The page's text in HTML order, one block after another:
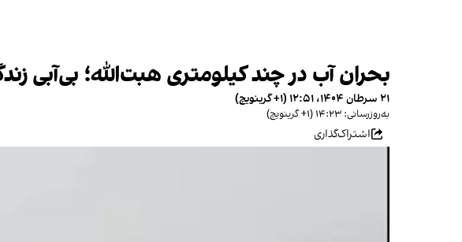
بحران آب در چند کیلومتری هبت‌الله؛ بی‌آبی
۲۱ سرطان ۱۴۰۴، ۱۲:۵۱ (‎+۱ گرینویچ)
به‌روزرسانی: ۱۴:۲۳ (‎+۱ گرینویچ)
اشتراک‌گذاری